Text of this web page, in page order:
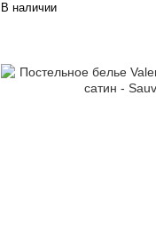
В наличии